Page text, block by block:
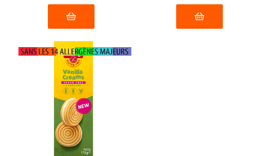
traces déclarées par le
fabricant